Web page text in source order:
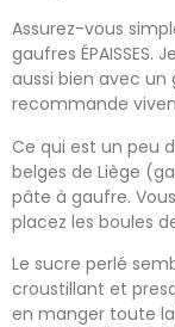
Assurez-vous
gaufres
aussi bien avec un
recommande
Ce qui est un peu
belges de Liège
pâte à gaufre.
placez les boules
Le sucre perlé
croustillant et
en manger toute